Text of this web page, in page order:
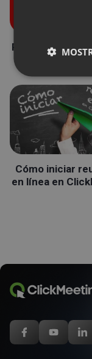
Roles durante
Cómo iniciar
en línea en